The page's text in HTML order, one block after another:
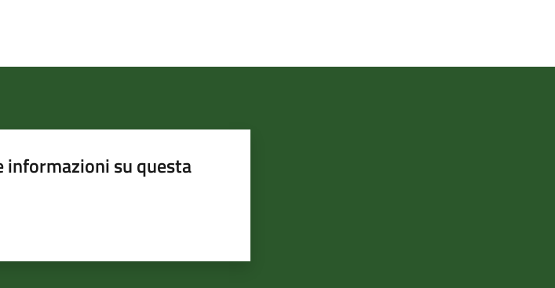
informazioni su questa